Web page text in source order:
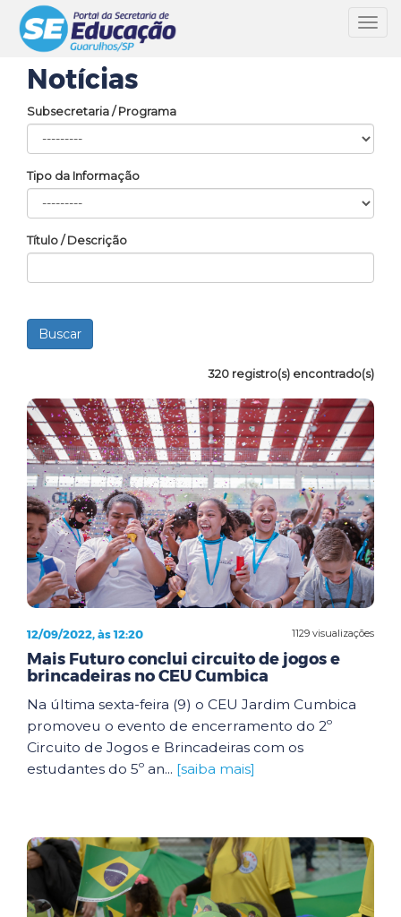
Notícias
Subsecretaria / Programa
Tipo da Informação
Título / Descrição
320 registro(s) encontrado(s)
1129 visualizações
12/09/2022, às 12:20
Mais Futuro conclui circuito de jogos e
brincadeiras no CEU Cumbica
Na última sexta-feira (9) o CEU Jardim Cumbica
promoveu o evento de encerramento do 2º
Circuito de Jogos e Brincadeiras com os
estudantes do 5º an... [saiba mais]